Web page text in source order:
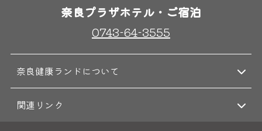
その他施設 ご宿泊
奈良プラザホテル・ご宿泊
0743-64-3555
奈良健康ランドについて
関連リンク